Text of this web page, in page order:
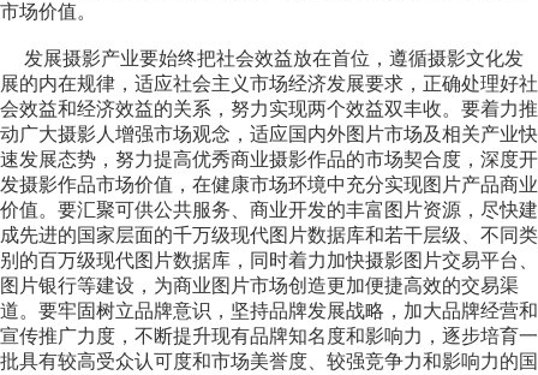
市场价值。
发展摄影产业要始终把社会效益放在首位，遵循摄影文化发
展的内在规律，适应社会主义市场经济发展要求，正确处理好社
会效益和经济效益的关系，努力实现两个效益双丰收。要着力推
动广大摄影人增强市场观念，适应国内外图片市场及相关产业快
速发展态势，努力提高优秀商业摄影作品的市场契合度，深度开
发摄影作品市场价值，在健康市场环境中充分实现图片产品商业
价值。要汇聚可供公共服务、商业开发的丰富图片资源，尽快建
成先进的国家层面的千万级现代图片数据库和若干层级、不同类
别的百万级现代图片数据库，同时着力加快摄影图片交易平台、
图片银行等建设，为商业图片市场创造更加便捷高效的交易渠
道。要牢固树立品牌意识，坚持品牌发展战略，加大品牌经营和
宣传推广力度，不断提升现有品牌知名度和影响力，逐步培育一
批具有较高受众认可度和市场美誉度、较强竞争力和影响力的国